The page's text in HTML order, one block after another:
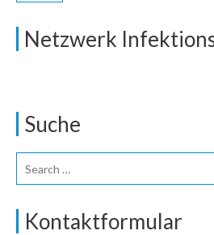
Suche
Kontaktformular
Netzwerk